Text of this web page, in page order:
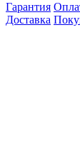
Гарантия
Доставка